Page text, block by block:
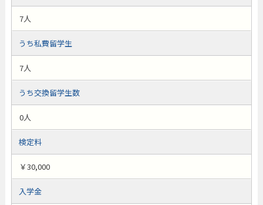
7人
うち私費留学生
7人
うち交換留学生数
0人
検定料
￥30,000
入学金